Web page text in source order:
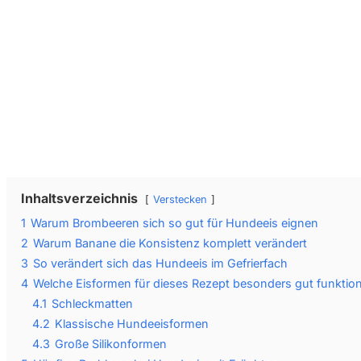
Inhaltsverzeichnis Verstecken
1 Warum Brombeeren sich so gut für Hundeeis eignen
2 Warum Banane die Konsistenz komplett verändert
3 So verändert sich das Hundeeis im Gefrierfach
4 Welche Eisformen für dieses Rezept besonders gut
4.1 Schleckmatten
4.2 Klassische Hundeeisformen
4.3 Große Silikonformen